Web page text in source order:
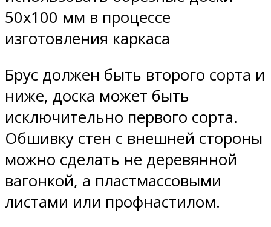
50х100 мм в процессе
изготовления каркаса
Брус должен быть второго сорта и
ниже, доска может быть
исключительно первого сорта.
Обшивку стен с внешней стороны
можно сделать не деревянной
вагонкой, а пластмассовыми
листами или профнастилом.